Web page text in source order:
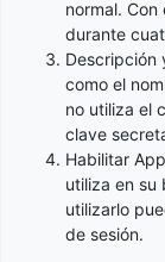
normal.
durante
Descripción
como el
no utiliza el
clave
Habilitar
utiliza en su
utilizarlo
de sesión.